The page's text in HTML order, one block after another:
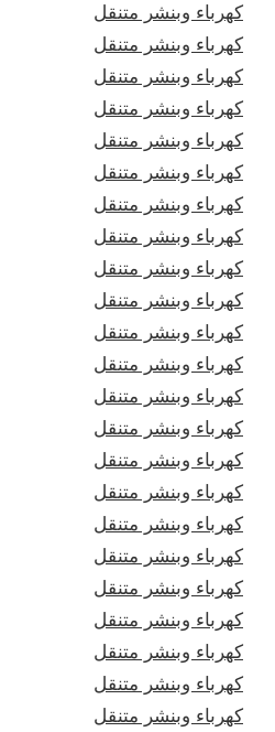
كهرباء وبنشر متنقل
كهرباء وبنشر متنقل
كهرباء وبنشر متنقل
كهرباء وبنشر متنقل
كهرباء وبنشر متنقل
كهرباء وبنشر متنقل
كهرباء وبنشر متنقل
كهرباء وبنشر متنقل
كهرباء وبنشر متنقل
كهرباء وبنشر متنقل
كهرباء وبنشر متنقل
كهرباء وبنشر متنقل
كهرباء وبنشر متنقل
كهرباء وبنشر متنقل
كهرباء وبنشر متنقل
كهرباء وبنشر متنقل
كهرباء وبنشر متنقل
كهرباء وبنشر متنقل
كهرباء وبنشر متنقل
كهرباء وبنشر متنقل
كهرباء وبنشر متنقل
كهرباء وبنشر متنقل
كهرباء وبنشر متنقل